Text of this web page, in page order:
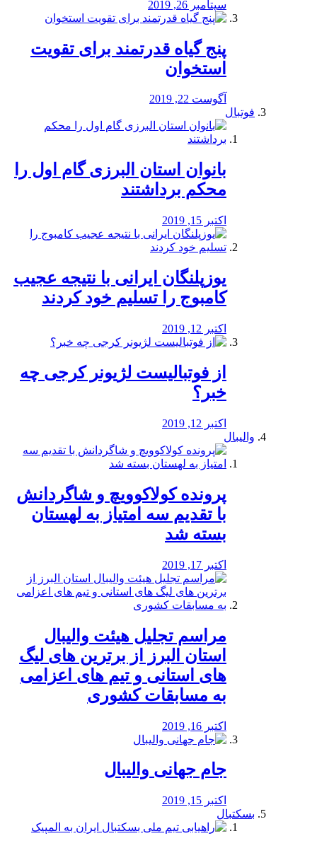
سپتامبر 26, 2019
پنج گیاه قدرتمند برای تقویت
استخوان
آگوست 22, 2019
فوتبال
بانوان استان البرزی گام اول را
محكم برداشتند
اکتبر 15, 2019
یوزپلنگان ایرانی با نتیجه عجیب
کامبوج را تسلیم خود کردند
اکتبر 12, 2019
از فوتبالیست لژیونر کرجی چه
خبر؟
اکتبر 12, 2019
والیبال
پرونده کولاکوویچ و شاگردانش
با تقدیم سه امتیاز به لهستان
بسته شد
اکتبر 17, 2019
مراسم تجلیل هیئت والیبال
استان البرز از برترین های لیگ
های استانی و تیم های اعزامی
به مسابقات کشوری
اکتبر 16, 2019
جام جهانی والیبال
اکتبر 15, 2019
بسکتبال